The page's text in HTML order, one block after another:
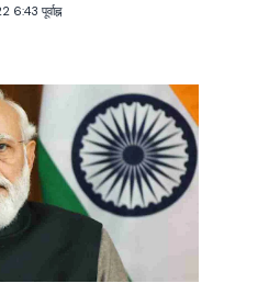
पूर्वाह्न